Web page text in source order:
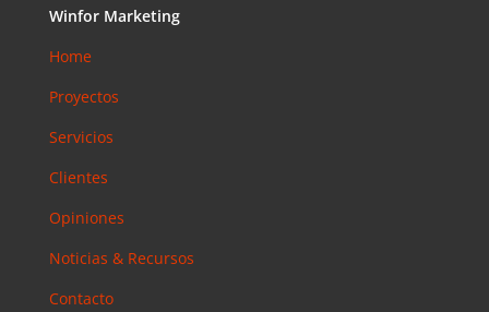
Accesibilid
para
pymes en
Barcelona:
la norma
obligatoria
en 2026
Marketing
en 2026:
Winfor Marketing
Home
Proyectos
Servicios
Clientes
Opiniones
Noticias & Recursos
Contacto